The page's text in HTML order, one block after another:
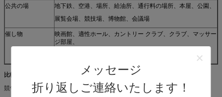
メッセージ
折り返しご連絡いたします！
公共の場
地下鉄、空港、場所、給油所、通行料の場所、本屋、公園、
展覧会場、競技場、博物館、会議場
催し物
映画館、適性ホール、カントリー クラブ、クラブ、マッサー
ジ部屋、
棒、喫茶店、インターネット棒、美容室、ゴルフ コース
比較優位
競争価格